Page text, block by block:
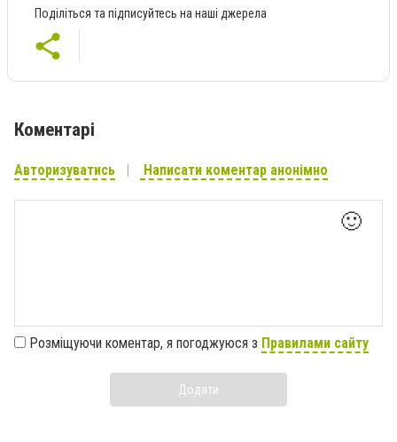
Поділіться та підписуйтесь на наші джерела
Коментарі
Авторизуватись Написати коментар анонімно
🙂
Розміщуючи коментар, я погоджуюся з Правилами сайту
Додати